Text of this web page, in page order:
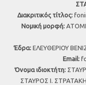
Διακριτικός τίτλος:
Νομική μορφή:
Έδρα: ΕΛΕΥΘΕΡΙΟΥ
Εmail:
Όνομα ιδιοκτήτη:
ΣΤΑΥΡΟΣ Ι.